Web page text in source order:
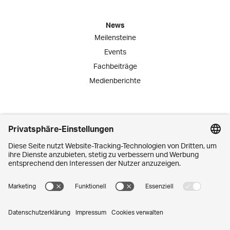
News
Meilensteine
Events
Fachbeiträge
Medienberichte
Engagement
Praktika
Schnuppertage
Mitarbeiter-Initiativen